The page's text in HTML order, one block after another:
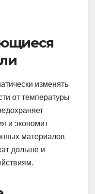
изменять
от температуры
и экономит
материалов
дольше и